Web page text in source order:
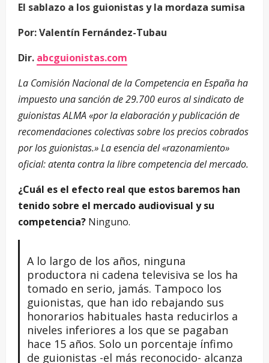
El sablazo a los guionistas y la mordaza sumisa
Por: Valentín Fernández-Tubau
Dir. abcguionistas.com
La Comisión Nacional de la Competencia en España ha
impuesto una sanción de 29.700 euros al sindicato de
guionistas ALMA «por la elaboración y publicación de
recomendaciones colectivas sobre los precios cobrados
por los guionistas.» La esencia del «razonamiento»
oficial: atenta contra la libre competencia del mercado.
¿Cuál es el efecto real que estos baremos han
tenido sobre el mercado audiovisual y su
competencia? Ninguno.
A lo largo de los años, ninguna
productora ni cadena televisiva se los ha
tomado en serio, jamás. Tampoco los
guionistas, que han ido rebajando sus
honorarios habituales hasta reducirlos a
niveles inferiores a los que se pagaban
hace 15 años. Solo un porcentaje ínfimo
de guionistas -el más reconocido- alcanza